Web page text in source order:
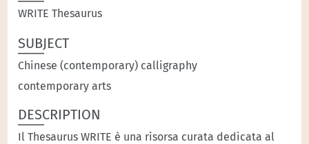
WRITE Thesaurus
SUBJECT
Chinese (contemporary) calligraphy
contemporary arts
DESCRIPTION
Il Thesaurus WRITE è una risorsa curata dedicata al